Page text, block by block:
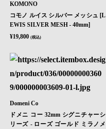
KOMONO
コモノ ルイス シルバー メッシュ [L
EWIS SILVER MESH - 40mm]
¥19,800 (税込)
Domeni Co
ドメニ コー 32mm シグニチャーシ
リーズ - ローズ ゴールド ミラノメ